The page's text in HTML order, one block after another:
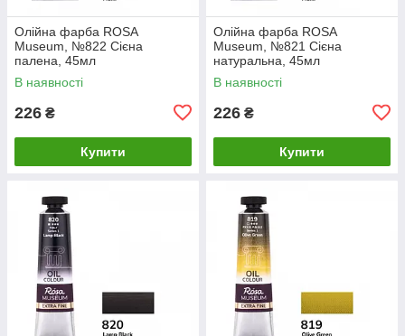
Олійна фарба ROSA
Museum, №822 Сієна
палена, 45мл
В наявності
226 ₴
Купити
Олійна фарба ROSA
Museum, №821 Сієна
натуральна, 45мл
В наявності
226 ₴
Купити